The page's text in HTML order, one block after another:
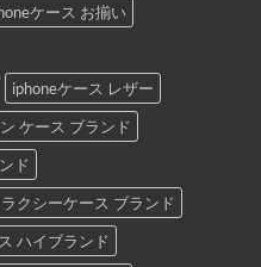
ケース お揃い
iphoneケース レザー
ケース ブランド
ド
クシーケース ブランド
ハイブランド